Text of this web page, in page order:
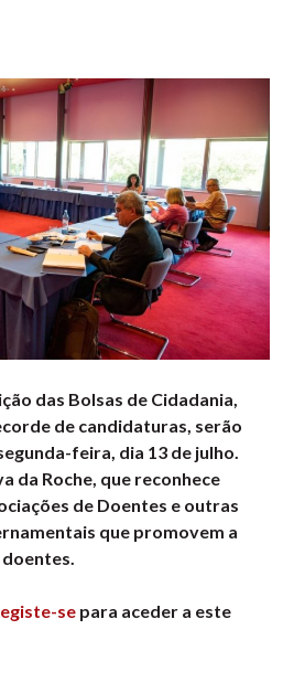
das Bolsas de Cidadania,
de candidaturas, serão
feira, dia 13 de julho.
da Roche, que reconhece
de Doentes e outras
que promovem a
se para aceder a este